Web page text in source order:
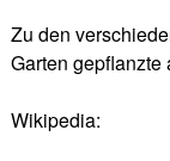
Zu den
Garten gepflanzte
Wikipedia: